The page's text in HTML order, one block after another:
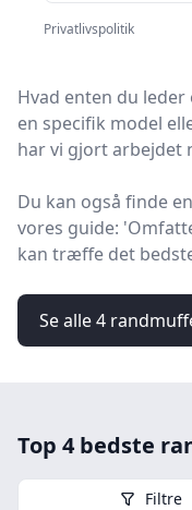
dig og udvalgt 4 af
markedet.
Hvad enten du
en specifik model
har vi gjort arbejdet
Du kan også finde
vores guide:
kan træffe det
Se alle 4
Top 4 bedste
Filtre
Privatlivspolitik